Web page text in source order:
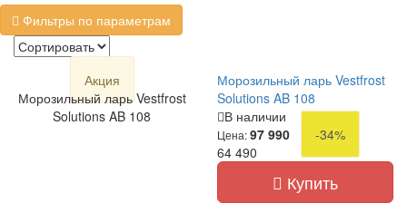
Фильтры по параметрам
Акция
Морозильный ларь Vestfrost
Solutions AB 108
Морозильный ларь Vestfrost
Solutions AB 108
В наличии
Цена:97 990
-34%
64 490
Купить